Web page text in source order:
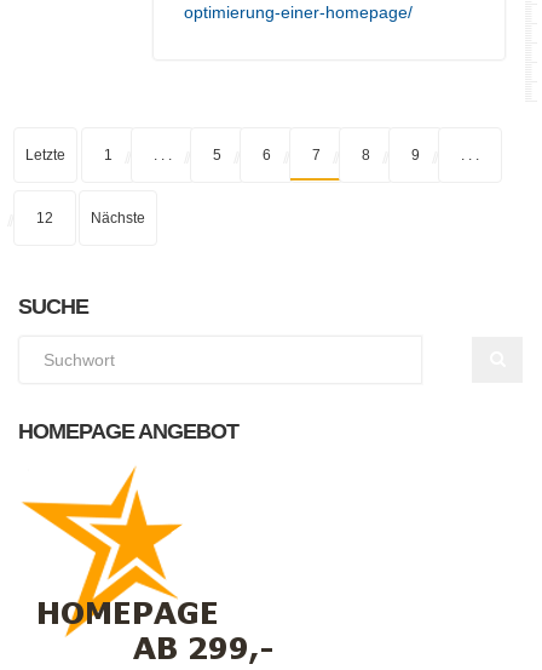
optimierung-einer-homepage/
Letzte 1 5 6 7 8 9
12 Nächste
SUCHE
HOMEPAGE ANGEBOT